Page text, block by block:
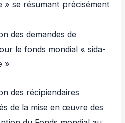
» se résumant précisément
des demandes de
le fonds mondial « sida-
»
des récipiendaires
de la mise en œuvre des